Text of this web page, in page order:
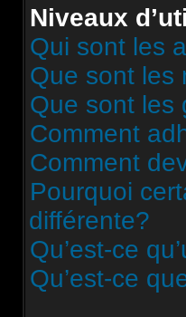
Niveaux
Qui sont les
Que sont les
Que sont les
Comment
Comment
Pourquoi
différente?
Qu’est-ce
Qu’est-ce